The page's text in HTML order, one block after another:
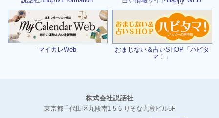
マイカレWeb
おまじない＆占いSHOP「ハピタ
マ！」
株式会社説話社
東京都千代田区九段南1-5-6 りそな九段ビル5F